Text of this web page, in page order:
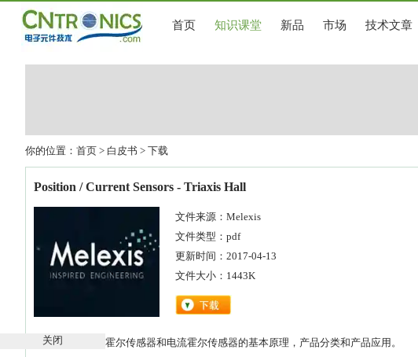
首页 知识课堂 新品 市场 技术文章
你的位置： 首页 > 白皮书 > 下载
Position / Current Sensors - Triaxis Hall
文件来源：Melexis
文件类型：pdf
更新时间：2017-04-13
文件大小：1443K
介绍迈来芯位置霍尔传感器和电流霍尔传感器的基本原理，产品分类和产品应用。
关闭